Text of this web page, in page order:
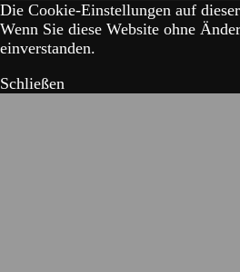
Die Cookie-Einstellungen auf
Wenn Sie diese Website ohne
einverstanden.
Schließen